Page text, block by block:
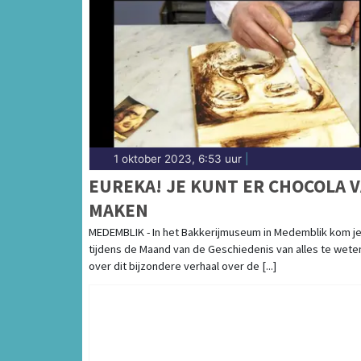
1 oktober 2023, 6:53 uur
EUREKA! JE KUNT ER CHOCOLA
MAKEN
MEDEMBLIK - In het Bakkerijmuseum in Medemblik kom je
tijdens de Maand van de Geschiedenis van alles te
over dit bijzondere verhaal over de [...]